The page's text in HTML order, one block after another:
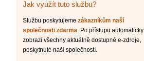
Jak využít tuto službu?
Službu poskytujemezákazníkům naší
společnosti zdarma. Po přístupu automaticky
zobrazí všechny aktuálně dostupné e-zdroje,
poskytnuté naší společností.